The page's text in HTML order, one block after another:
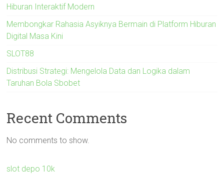
Hiburan Interaktif Modern
Membongkar Rahasia Asyiknya Bermain di Platform Hiburan
Digital Masa Kini
SLOT88
Distribusi Strategi: Mengelola Data dan Logika dalam
Taruhan Bola Sbobet
Recent Comments
No comments to show.
slot depo 10k